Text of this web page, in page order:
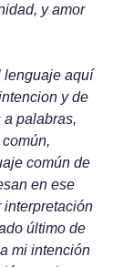
y amor
lenguaje aquí
y de
palabras,
común de
en ese
último de
mi intención